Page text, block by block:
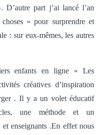
D’autre part j’ai lancé l’an
» pour surprendre et
: sur eux-mêmes, les autres
enfants en ligne « Les
créatives d’inspiration
. Il y a un volet éducatif
une méthode et un
enseignants .En effet nous